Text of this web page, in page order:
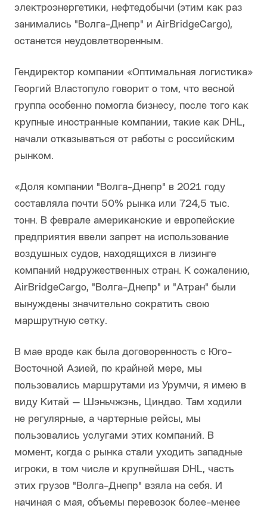
электроэнергетики, нефтедобычи (этим как раз
занимались "Волга-Днепр" и AirBridgeCargo),
останется неудовлетворенным.
Гендиректор компании «Оптимальная логистика»
Георгий Властопуло говорит о том, что весной
группа особенно помогла бизнесу, после того как
крупные иностранные компании, такие как DHL,
начали отказываться от работы с российским
рынком.
«Доля компании "Волга-Днепр" в 2021 году
составляла почти 50% рынка или 724,5 тыс.
тонн. В феврале американские и европейские
предприятия ввели запрет на использование
воздушных судов, находящихся в лизинге
компаний недружественных стран. К сожалению,
AirBridgeCargo, "Волга-Днепр" и "Атран" были
вынуждены значительно сократить свою
маршрутную сетку.
В мае вроде как была договоренность с Юго-
Восточной Азией, по крайней мере, мы
пользовались маршрутами из Урумчи, я имею в
виду Китай — Шэньчжэнь, Циндао. Там ходили
не регулярные, а чартерные рейсы, мы
пользовались услугами этих компаний. В
момент, когда с рынка стали уходить западные
игроки, в том числе и крупнейшая DHL, часть
этих грузов "Волга-Днепр" взяла на себя. И
начиная с мая, объемы перевозок более-менее